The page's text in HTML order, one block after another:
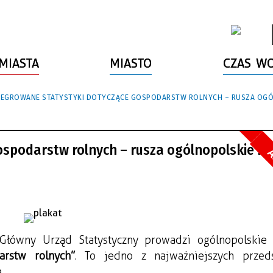
MIASTO CZAS
STATYSTYKI DOTYCZĄCE GOSPODARSTW ROLNYCH – RUSZA
rolnych – rusza ogólnopolskie
rolnych”. To jedno z najważniejszych